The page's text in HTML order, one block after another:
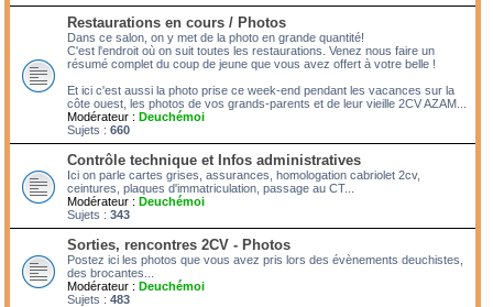
Restaurations en cours / Photos
Dans ce salon, on y met de la photo en grande quantité!
C'est l'endroit où on suit toutes les restaurations. Venez nous faire un
résumé complet du coup de jeune que vous avez offert à votre belle !
Et ici c'est aussi la photo prise ce week-end pendant les vacances sur la
côte ouest, les photos de vos grands-parents et de leur vieille 2CV AZAM...
Modérateur : Deuchémoi
Sujets : 660
Contrôle technique et Infos administratives
Ici on parle cartes grises, assurances, homologation cabriolet 2cv,
ceintures, plaques d'immatriculation, passage au CT...
Modérateur : Deuchémoi
Sujets : 343
Sorties, rencontres 2CV - Photos
Postez ici les photos que vous avez pris lors des évènements deuchistes,
des brocantes...
Modérateur : Deuchémoi
Sujets : 483